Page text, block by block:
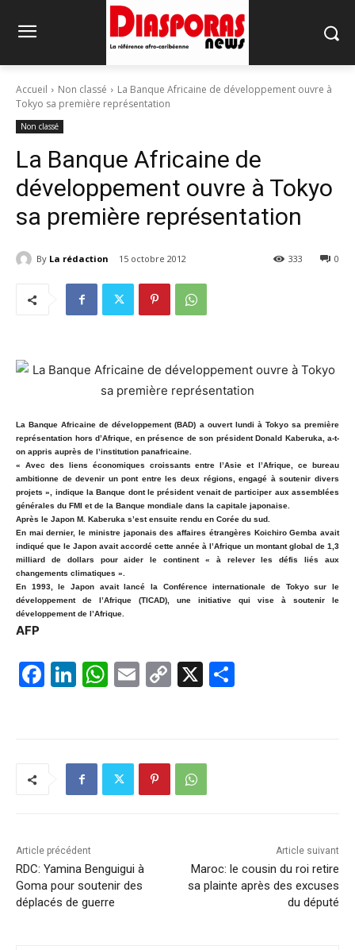
Accueil Non classé
La Banque Africaine de développement ouvre à
Tokyo sa première représentation
Non classé
La Banque Africaine de
développement ouvre à Tokyo
sa première représentation
By La rédaction 15 octobre 2012 0
333
La Banque Africaine de développement (BAD) a ouvert lundi à Tokyo sa première
représentation hors d’Afrique, en présence de son président Donald Kaberuka, a-t-
on appris auprès de l’institution panafricaine.
« Avec des liens économiques croissants entre l’Asie et l’Afrique, ce bureau
ambitionne de devenir un pont entre les deux régions, engagé à soutenir divers
projets », indique la Banque dont le président venait de participer aux assemblées
générales du FMI et de la Banque mondiale dans la capitale japonaise.
Après le Japon M. Kaberuka s’est ensuite rendu en Corée du sud.
En mai dernier, le ministre japonais des affaires étrangères Koichiro Gemba avait
indiqué que le Japon avait accordé cette année à l’Afrique un montant global de 1,3
milliard de dollars pour aider le continent « à relever les défis liés aux
changements climatiques ».
En 1993, le Japon avait lancé la Conférence internationale de Tokyo sur le
développement de l’Afrique (TICAD), une initiative qui vise à soutenir le
développement de l’Afrique.
AFP
F
k
Li
dI
n
W
A
p
E
C
Li
n
X
Article précédent
RDC: Yamina Benguigui à
Goma pour soutenir des
déplacés de guerre
Article suivant
Maroc: le cousin du roi retire
sa plainte après des excuses
du député